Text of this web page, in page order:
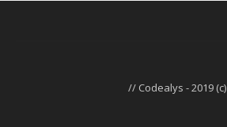
// Codealys - 2019 (c)